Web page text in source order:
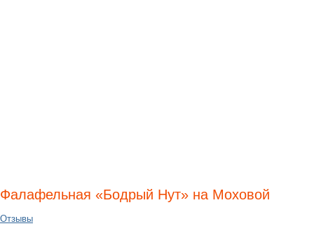
Фалафельная «Бодрый Нут» на Моховой
Отзывы